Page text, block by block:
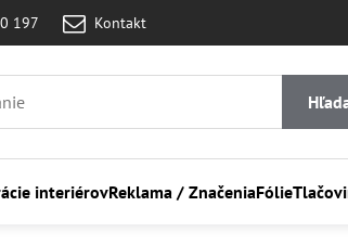
197 Kontakt
interiérovReklama / ZnačeniaFólie